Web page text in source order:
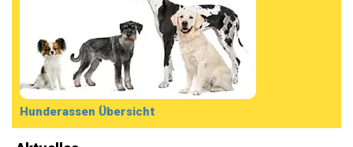
Hunderassen Übersicht